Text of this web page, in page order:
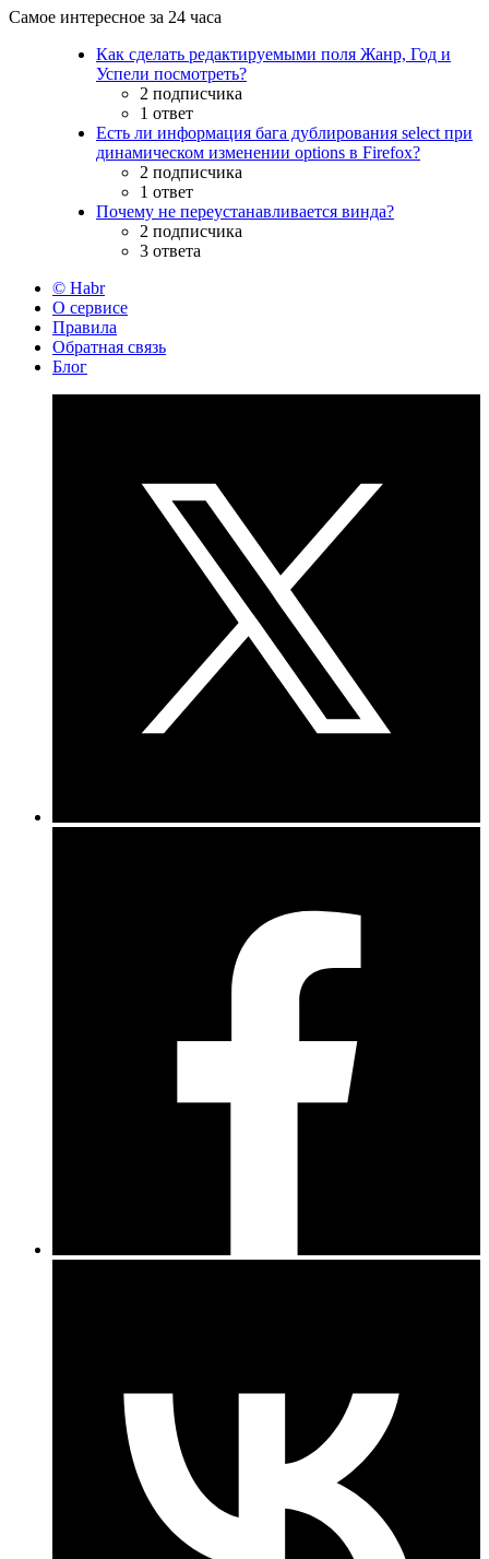
Самое интересное за 24 часа
Как сделать редактируемыми поля Жанр, Год и
Успели посмотреть?
2 подписчика
1 ответ
Есть ли информация бага дублирования select при
динамическом изменении options в Firefox?
2 подписчика
1 ответ
Почему не переустанавливается винда?
2 подписчика
3 ответа
© Habr
О сервисе
Правила
Обратная связь
Блог